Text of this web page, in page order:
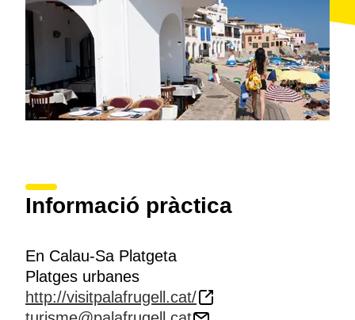
Informació pràctica
En Calau-Sa Platgeta
Platges urbanes
http://visitpalafrugell.cat/